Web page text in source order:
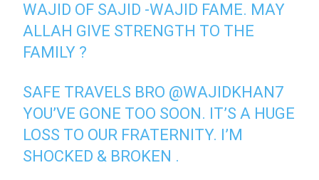
WAJID OF SAJID -WAJID FAME. MAY
ALLAH GIVE STRENGTH TO THE
FAMILY ?
SAFE TRAVELS BRO @WAJIDKHAN7
YOU’VE GONE TOO SOON. IT’S A HUGE
LOSS TO OUR FRATERNITY. I’M
SHOCKED & BROKEN .